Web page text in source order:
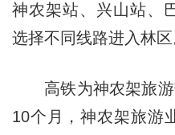
神农架站、兴山站、
选择不同线路进入林区
高铁为神农架旅游
10个月，神农架旅游